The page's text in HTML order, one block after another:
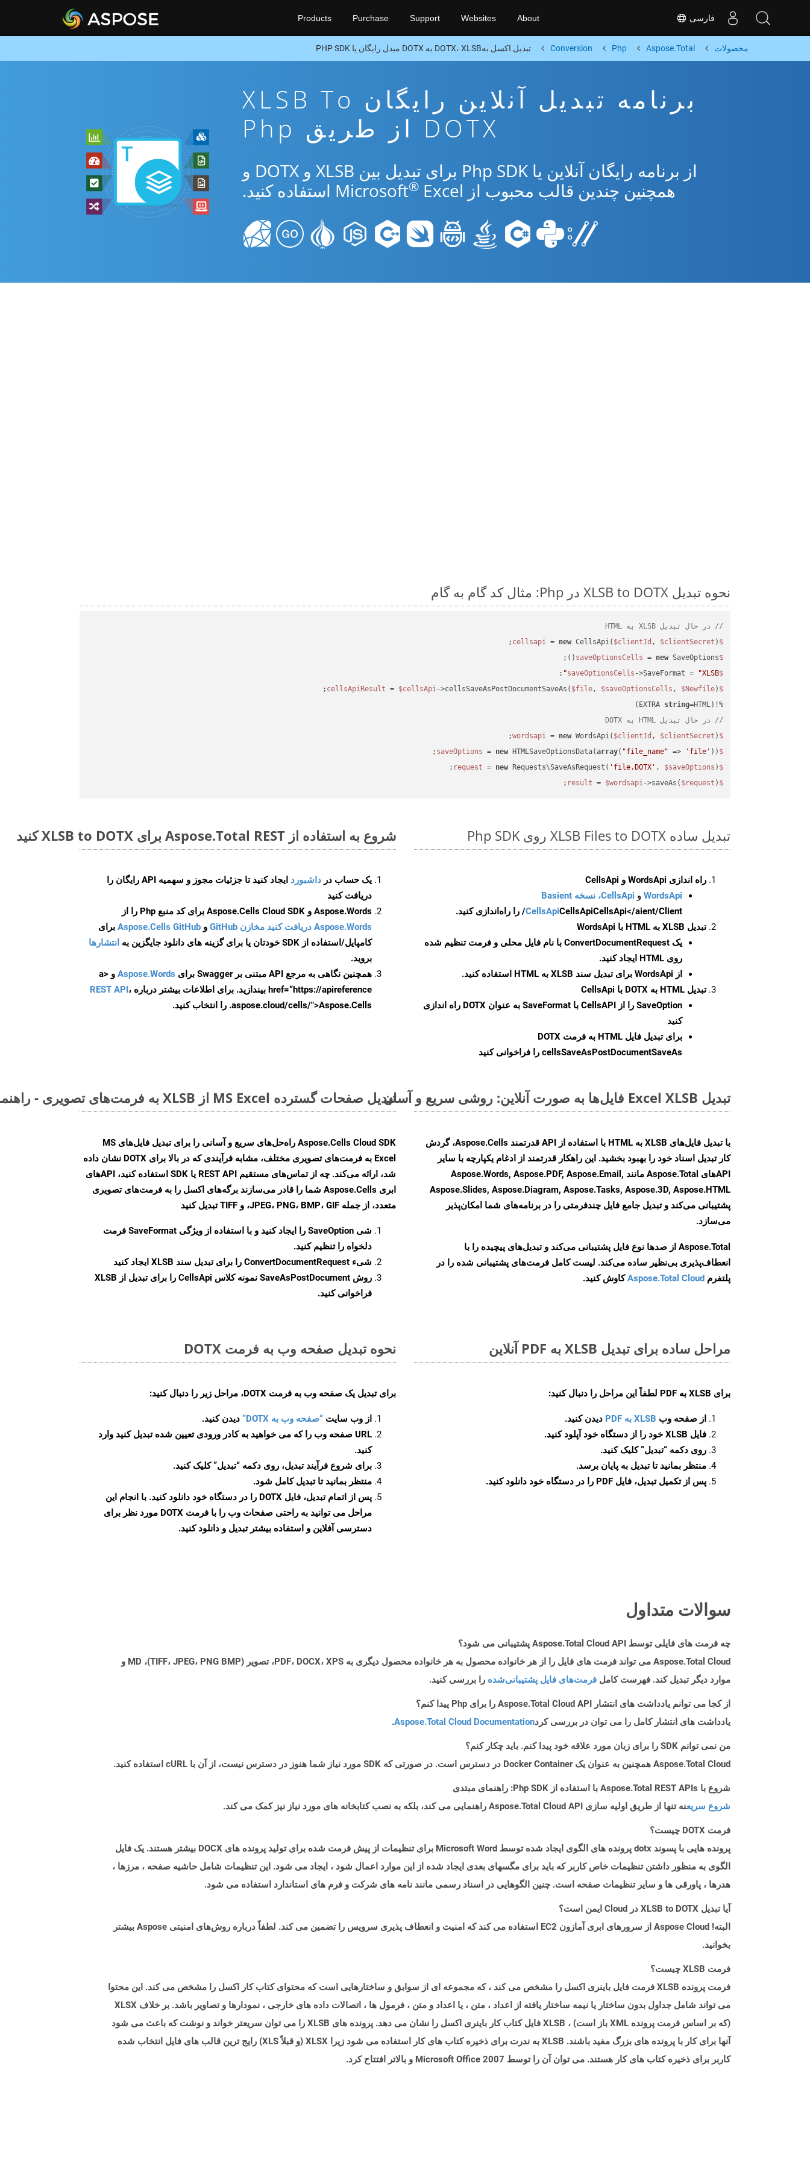
فارسی Products Purchase Support Websites About
محصولات Aspose.Total
Php
Conversion تبدیل اکسل بهDOTX، XLSB به DOTX مبدل رایگان یا PHP SDK
برنامه تبدیل آنلاین رایگان XLSB To
DOTX از طریق Php
از برنامه رایگان آنلاین یا Php SDK برای تبدیل بین XLSB و DOTX و
همچنین چندین قالب محبوب از Microsoft
® Excel استفاده کنید.
نحوه تبدیل XLSB to DOTX در Php: مثال کد گام به گام
// در حال تبدیل XLSB به HTML
$cellsapi
= new CellsApi( $clientId , $clientSecret );
$saveOptionsCells
= new SaveOptions();
$saveOptionsCells
->SaveFormat = "XLSB"
;
$cellsApiResult
= $cellsApi->cellsSaveAsPostDocumentSaveAs( $file, $saveOptionsCells , $Newfile
%!(EXTRA
string=HTML)
// در حال تبدیل HTML به DOTX
$wordsapi
= new WordsApi( $clientId , $clientSecret );
$saveOptions
= new HTMLSaveOptionsData(array( "file_name" => 'file' ));
$request
= new Requests\SaveAsRequest( 'file.DOTX' , $saveOptions );
$result
= $wordsapi->saveAs( $request );
تبدیل ساده XLSB Files to DOTX روی Php SDK
راه اندازی WordsApi و CellsApi
WordsApi و CellsApi، نسخه Basient
CellsApiCellsApiCellsApi</aient/Client/ را راه‌اندازی کنید.
تبدیل XLSB به HTML با WordsApi
یک ConvertDocumentRequest با نام فایل محلی و فرمت تنظیم شده
روی HTML ایجاد کنید.
از WordsApi برای تبدیل سند XLSB به HTML استفاده کنید.
تبدیل HTML به DOTX با CellsApi
SaveOption
را از CellsAPI با SaveFormat به عنوان DOTX راه اندازی
کنید
برای تبدیل فایل HTML به فرمت
DOTX
cellsSaveAsPostDocumentSaveAs را فراخوانی کنید
شروع به استفاده از Aspose.Total REST برای XLSB to DOTX کنید
یک حساب در داشبورد
ایجاد کنید تا جزئیات مجوز و سهمیه API رایگان را
دریافت کنید
Aspose.Words و Aspose.Cells Cloud SDK برای کد منبع Php را از
Aspose.Words دریافت کنید مخازن GitHub
و Aspose.Cells GitHub برای
کامپایل/استفاده از SDK خودتان یا برای گزینه های دانلود جایگزین به
انتشارها
بروید.
همچنین نگاهی به مرجع API مبتنی بر Swagger برای
Aspose.Words
و <a
href=“https://apireference بیندازید. برای اطلاعات بیشتر درباره
REST API،
.aspose.cloud/cells/">Aspose.Cells را انتخاب کنید.
تبدیل Excel XLSB فایل‌ها به صورت آنلاین: روشی سریع و آسان
با تبدیل فایل‌های XLSB به HTML با استفاده از API قدرتمند Aspose.Cells، گردش
کار تبدیل اسناد خود را بهبود بخشید. این راهکار قدرتمند از ادغام یکپارچه با سایر
APIهای Aspose.Total مانند Aspose.Words, Aspose.PDF, Aspose.Email,
Aspose.Slides, Aspose.Diagram, Aspose.Tasks, Aspose.3D, Aspose.HTML
پشتیبانی می‌کند و تبدیل جامع فایل چندفرمتی را در برنامه‌های شما امکان‌پذیر
می‌سازد.
Aspose.Total از صدها نوع فایل پشتیبانی می‌کند و تبدیل‌های پیچیده را با
انعطاف‌پذیری بی‌نظیر ساده می‌کند. لیست کامل فرمت‌های پشتیبانی شده را در
پلتفرم Aspose.Total Cloudکاوش کنید.
تبدیل صفحات گسترده MS Excel از XLSB به فرمت‌های تصویری - راهنمای گام به گام
Aspose.Cells Cloud SDK راه‌حل‌های سریع و آسانی را برای تبدیل فایل‌های MS
Excel به فرمت‌های تصویری مختلف، مشابه فرآیندی که در بالا برای DOTX نشان داده
شد، ارائه می‌کند. چه از تماس‌های مستقیم REST API یا SDK استفاده کنید، APIهای
ابری Aspose.Cells شما را قادر می‌سازند برگه‌های اکسل را به فرمت‌های تصویری
متعدد، از جمله JPEG، PNG، BMP، GIF، و TIFF تبدیل کنید
شی SaveOption را ایجاد کنید و با استفاده از ویژگی SaveFormat فرمت
دلخواه را تنظیم کنید.
شیء ConvertDocumentRequest را برای تبدیل سند XLSB ایجاد کنید
روش SaveAsPostDocument
نمونه کلاس CellsApi را برای تبدیل از XLSB
فراخوانی کنید.
مراحل ساده برای تبدیل XLSB به PDF آنلاین
برای XLSB به PDF لطفاً این مراحل را دنبال کنید:
از صفحه وب XLSB به PDF
دیدن کنید.
فایل XLSB خود را از دستگاه خود آپلود کنید.
روی دکمه “تبدیل”کلیک کنید.
منتظر بمانید تا تبدیل به پایان برسد.
پس از تکمیل تبدیل، فایل PDF را در دستگاه خود دانلود کنید.
نحوه تبدیل صفحه وب به فرمت DOTX
برای تبدیل یک صفحه وب به فرمت DOTX، مراحل زیر را دنبال کنید:
از وب سایت “صفحه وب به DOTX”
دیدن کنید.
URL صفحه وب را که می خواهید به کادر ورودی تعیین شده تبدیل کنید وارد
کنید.
برای شروع فرآیند تبدیل، روی دکمه “تبدیل” کلیک کنید.
منتظر بمانید تا تبدیل کامل شود.
پس از اتمام تبدیل، فایل DOTX را در دستگاه خود دانلود کنید. با انجام این
مراحل می توانید به راحتی صفحات وب را با فرمت DOTX مورد نظر برای
دسترسی آفلاین و استفاده بیشتر تبدیل و دانلود کنید.
سوالات متداول
چه فرمت های فایلی توسط Aspose.Total Cloud API پشتیبانی می شود؟
Aspose.Total Cloud می تواند فرمت های فایل را از هر خانواده محصول به هر خانواده محصول دیگری به PDF، DOCX، XPS، تصویر (TIFF، JPEG، PNG BMP)، MD و
موارد دیگر تبدیل کند. فهرست کامل فرمت‌های فایل پشتیبانی‌شده را بررسی کنید.
از کجا می توانم یادداشت های انتشار Aspose.Total Cloud API را برای Php پیدا کنم؟
یادداشت های انتشار کامل را می توان در بررسی کردAspose.Total Cloud Documentation
.
من نمی توانم SDK را برای زبان مورد علاقه خود پیدا کنم. باید چکار کنم؟
Aspose.Total Cloud همچنین به عنوان یک Docker Container در دسترس است. در صورتی که SDK مورد نیاز شما هنوز در دسترس نیست، از آن با cURL استفاده کنید.
شروع با Aspose.Total REST APIs با استفاده از Php SDK: راهنمای مبتدی
شروع سریعنه تنها از طریق اولیه سازی Aspose.Total Cloud API راهنمایی می کند، بلکه به نصب کتابخانه های مورد نیاز نیز کمک می کند.
فرمت DOTX چیست؟
پرونده هایی با پسوند dotx پرونده های الگوی ایجاد شده توسط Microsoft Word برای تنظیمات از پیش فرمت شده برای تولید پرونده های DOCX بیشتر هستند. یک فایل
الگوی به منظور داشتن تنظیمات خاص کاربر که باید برای مگسهای بعدی ایجاد شده از این موارد اعمال شود ، ایجاد می شود. این تنظیمات شامل حاشیه صفحه ، مرزها ،
هدرها ، پاورقی ها و سایر تنظیمات صفحه است. چنین الگوهایی در اسناد رسمی مانند نامه های شرکت و فرم های استاندارد استفاده می شود.
آیا تبدیل XLSB to DOTX در Cloud ایمن است؟
البته! Aspose Cloud از سرورهای ابری آمازون EC2 استفاده می کند که امنیت و انعطاف پذیری سرویس را تضمین می کند. لطفاً درباره روش‌های امنیتی Aspose بیشتر
بخوانید.
فرمت XLSB چیست؟
فرمت پرونده XLSB فرمت فایل باینری اکسل را مشخص می کند ، که مجموعه ای از سوابق و ساختارهایی است که محتوای کتاب کار اکسل را مشخص می کند. این محتوا
می تواند شامل جداول بدون ساختار یا نیمه ساختار یافته از اعداد ، متن ، یا اعداد و متن ، فرمول ها ، اتصالات داده های خارجی ، نمودارها و تصاویر باشد. بر خلاف XLSX
(که بر اساس فرمت پرونده XML باز است) ، XLSB فایل کتاب کار باینری اکسل را نشان می دهد. پرونده های XLSB را می توان سریعتر خواند و نوشت که باعث می شود
آنها برای کار با پرونده های بزرگ مفید باشند. XLSB به ندرت برای ذخیره کتاب های کار استفاده می شود زیرا XLSX (و قبلاً XLS) رایج ترین قالب های فایل انتخاب شده
کاربر برای ذخیره کتاب های کار هستند. می توان آن را توسط Microsoft Office 2007 و بالاتر افتتاح کرد.